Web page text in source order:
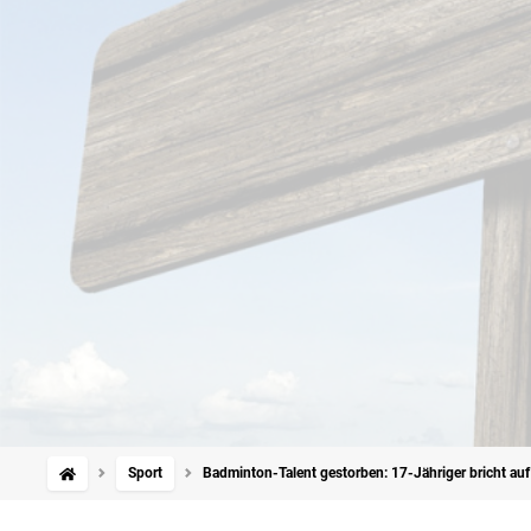
Sport Badminton-Talent gestorben: 17-Jähriger bricht